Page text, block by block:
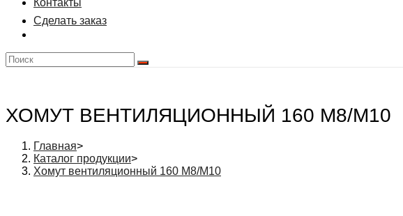
Контакты
Сделать заказ
ХОМУТ ВЕНТИЛЯЦИОННЫЙ 160 М8/М10
Главная>
Каталог продукции>
Хомут вентиляционный 160 М8/М10